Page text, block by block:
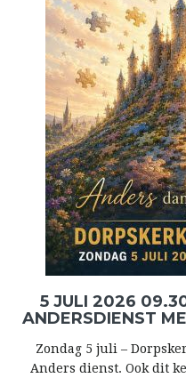
5 JULI 2026
ANDERSDIENST
Zondag 5 juli –
Anders dienst. Ook dit